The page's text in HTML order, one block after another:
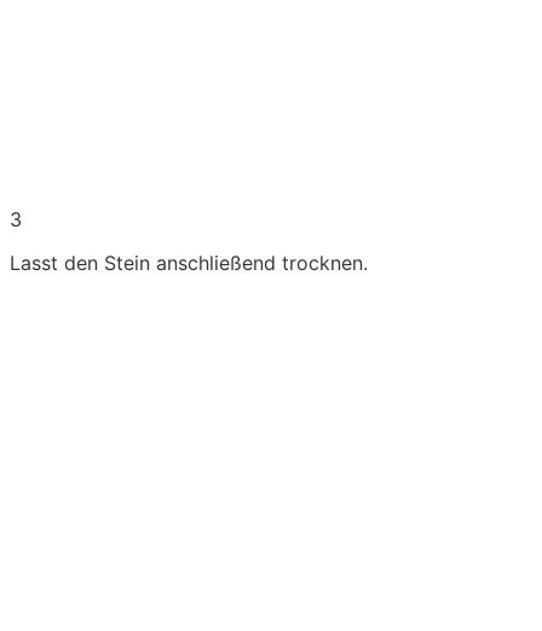
3
Lasst den Stein anschließend trocknen.